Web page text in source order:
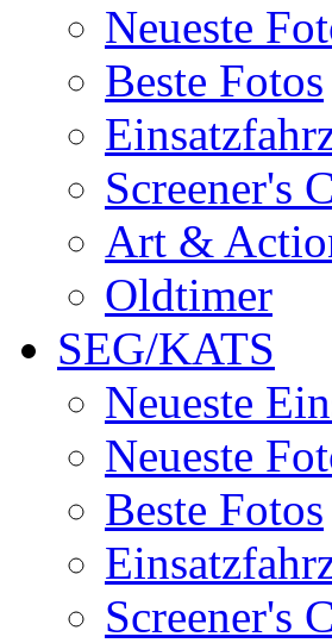
Neueste
Beste Fotos
Screener's
Art &
Oldtimer
SEG/KATS
Neueste
Neueste
Beste Fotos
Screener's